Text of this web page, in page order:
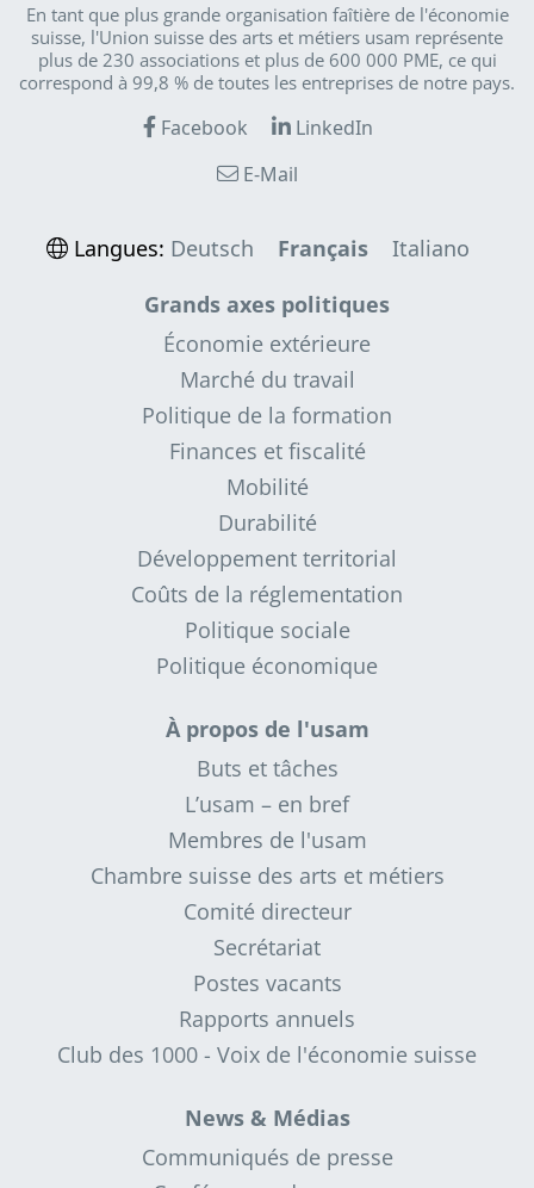
En tant que plus grande organisation faîtière de l'économie
suisse, l'Union suisse des arts et métiers usam représente
plus de 230 associations et plus de 600 000 PME, ce qui
correspond à 99,8 % de toutes les entreprises de notre pays.
Facebook
LinkedIn
E-Mail
Langues: Deutsch Français
Italiano
Grands axes politiques
Économie extérieure
Marché du travail
Politique de la formation
Finances et fiscalité
Mobilité
Durabilité
Développement territorial
Coûts de la réglementation
Politique sociale
Politique économique
À propos de l'usam
Buts et tâches
L’usam – en bref
Membres de l'usam
Chambre suisse des arts et métiers
Comité directeur
Secrétariat
Postes vacants
Rapports annuels
Club des 1000 - Voix de l'économie suisse
News & Médias
Communiqués de presse